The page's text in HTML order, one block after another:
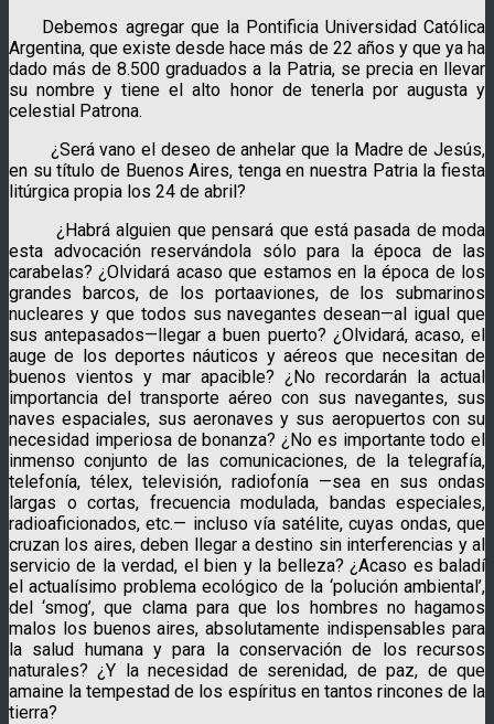
Debemos agregar que la Pontificia Universidad Católica
Argentina, que existe desde hace más de 22 años y que ya ha
dado más de 8.500 graduados a la Patria, se precia en llevar
su nombre y tiene el alto honor de tenerla por augusta y
celestial Patrona.
¿Será vano el deseo de anhelar que la Madre de Jesús,
en su título de Buenos Aires, tenga en nuestra Patria la fiesta
litúrgica propia los 24 de abril?
¿Habrá alguien que pensará que está pasada de moda
esta advocación reservándola sólo para la época de las
carabelas? ¿Olvidará acaso que estamos en la época de los
grandes barcos, de los portaaviones, de los submarinos
nucleares y que todos sus navegantes desean—al igual que
sus antepasados—llegar a buen puerto? ¿Olvidará, acaso, el
auge de los deportes náuticos y aéreos que necesitan de
buenos vientos y mar apacible? ¿No recordarán la actual
importancia del transporte aéreo con sus navegantes, sus
naves espaciales, sus aeronaves y sus aeropuertos con su
necesidad imperiosa de bonanza? ¿No es importante todo el
inmenso conjunto de las comunicaciones, de la telegrafía,
telefonía, télex, televisión, radiofonía —sea en sus ondas
largas o cortas, frecuencia modulada, bandas especiales,
radioaficionados, etc.— incluso vía satélite, cuyas ondas, que
cruzan los aires, deben llegar a destino sin interferencias y al
servicio de la verdad, el bien y la belleza? ¿Acaso es baladí
el actualísimo problema ecológico de la ‘polución ambiental’,
del ‘smog’, que clama para que los hombres no hagamos
malos los buenos aires, absolutamente indispensables para
la salud humana y para la conservación de los recursos
naturales? ¿Y la necesidad de serenidad, de paz, de que
amaine la tempestad de los espíritus en tantos rincones de la
tierra?